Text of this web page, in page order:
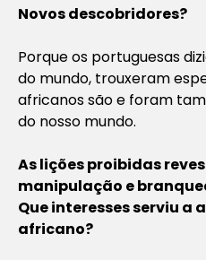
Novos descobridores?
Porque os portuguesas
do mundo, trouxeram
africanos são e foram
do nosso mundo.
As lições proibidas
manipulação e
Que interesses serviu
africano?